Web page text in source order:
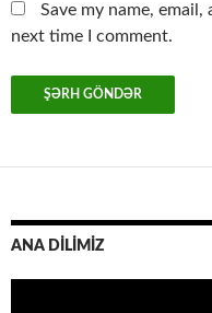
Save my name,
next time I comment.
ANA DİLİMİZ